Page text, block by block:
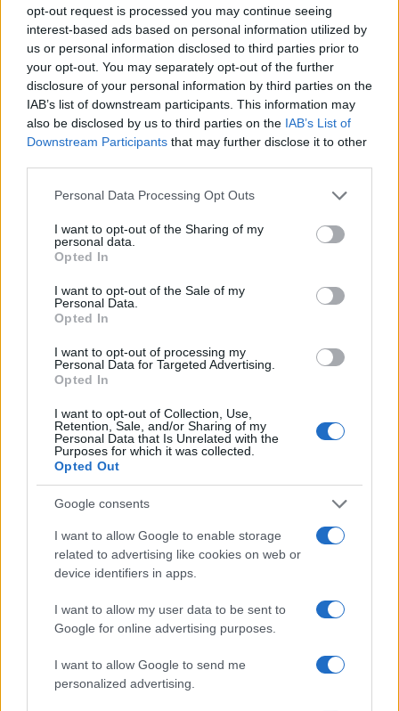
opt-out request is processed you may continue seeing
interest-based ads based on personal information utilized by
us or personal information disclosed to third parties prior to
your opt-out. You may separately opt-out of the further
disclosure of your personal information by third parties on the
IAB’s list of downstream participants. This information may
also be disclosed by us to third parties on the IAB’s List of
Downstream Participants that may further disclose it to other
Please note that this website/app uses one or more Google
not limited to your visit or usage behaviour. You may click to
grant or deny consent to Google and its third-party tags to
use your data for below specified purposes in below Google
consent section.
Personal Data Processing Opt Outs
I want to opt-out of the Sharing of my
personal data.
Opted In
I want to opt-out of the Sale of my
Personal Data.
Opted In
I want to opt-out of processing my
Personal Data for Targeted Advertising.
Opted In
I want to opt-out of Collection, Use,
Retention, Sale, and/or Sharing of my
Personal Data that Is Unrelated with the
Purposes for which it was collected.
Opted Out
Google consents
I want to allow Google to enable storage
related to advertising like cookies on web or
device identifiers in apps.
I want to allow my user data to be sent to
Google for online advertising purposes.
I want to allow Google to send me
personalized advertising.
ΕΛΣΤΑΤ: Στο 3,4% υποχώρησε ο πληθωρισμός τον Ιούλιο
Χρηματοδότηση 8 εκατ.
ευρώ σε 843 μέσα
ενημέρωσης- Ξεκίνησε το
ενίσχυσης του Τύπου
Metlen: Ρεκόρ EBITDA στο
α' εξάμηνο, στα 550 εκατ.
ευρώ – Καθαρά κέρδη 313
Η Chery επενδύει 75 εκατ. δολάρια στην KG Mobility
από 18.990 ευρώ
το 2028